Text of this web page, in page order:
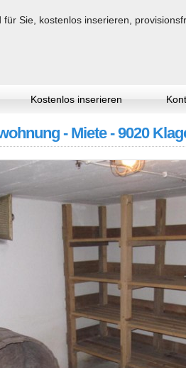
Kostenlos inserieren
- Miete - 9020